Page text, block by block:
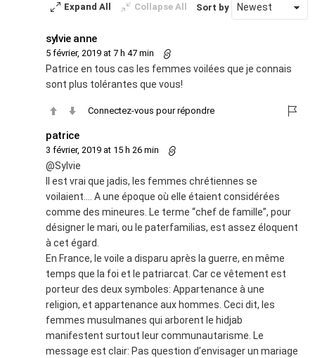
Expand All Collapse All Sort by
sylvie anne
5 février, 2019 at 7 h 47 min
Patrice en tous cas les femmes voilées que je connais
sont plus tolérantes que vous!
Connectez-vous pour répondre
patrice
3 février, 2019 at 15 h 26 min
@Sylvie
Il est vrai que jadis, les femmes chrétiennes se
voilaient…. A une époque où elle étaient considérées
comme des mineures. Le terme “chef de famille”, pour
désigner le mari, ou le paterfamilias, est assez éloquent
à cet égard.
En France, le voile a disparu après la guerre, en même
temps que la foi et le patriarcat. Car ce vêtement est
porteur des deux symboles: Appartenance à une
religion, et appartenance aux hommes. Ceci dit, les
femmes musulmanes qui arborent le hidjab
manifestent surtout leur communautarisme. Le
message est clair: Pas question d’envisager un mariage